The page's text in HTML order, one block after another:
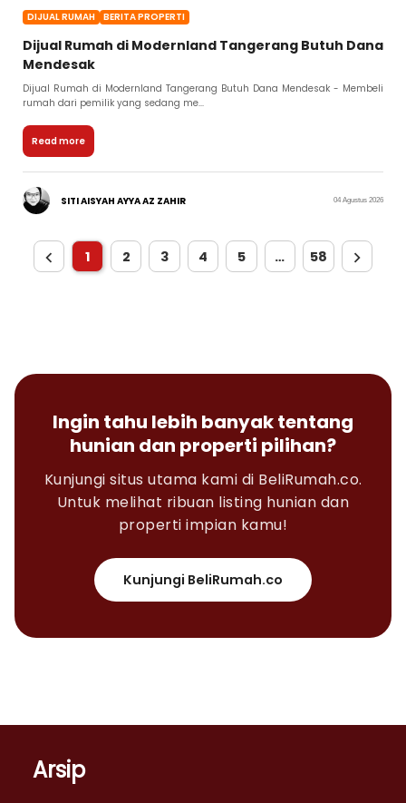
DIJUAL RUMAH BERITA PROPERTI
Dijual Rumah di Modernland Tangerang Butuh Dana
Mendesak
Dijual Rumah di Modernland Tangerang Butuh Dana Mendesak - Membeli
rumah dari pemilik yang sedang me...
Read more
SITI AISYAH AYYA AZ ZAHIR 04 Agustus 2026
1 2 3 4 5 … 58
Ingin tahu lebih banyak tentang
hunian dan properti pilihan?
Kunjungi situs utama kami di BeliRumah.co.
Untuk melihat ribuan listing hunian dan
properti impian kamu!
Kunjungi BeliRumah.co
Arsip